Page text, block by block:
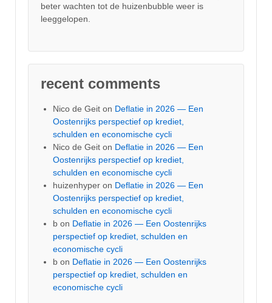
beter wachten tot de huizenbubble weer is
leeggelopen.
recent comments
Nico de Geit on Deflatie in 2026 — Een
Oostenrijks perspectief op krediet,
schulden en economische cycli
Nico de Geit on Deflatie in 2026 — Een
Oostenrijks perspectief op krediet,
schulden en economische cycli
huizenhyper on Deflatie in 2026 — Een
Oostenrijks perspectief op krediet,
schulden en economische cycli
b on Deflatie in 2026 — Een Oostenrijks
perspectief op krediet, schulden en
economische cycli
b on Deflatie in 2026 — Een Oostenrijks
perspectief op krediet, schulden en
economische cycli